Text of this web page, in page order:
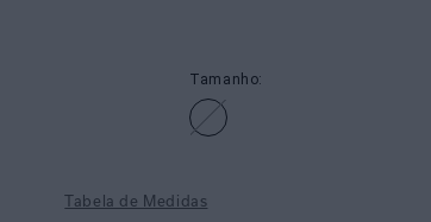
Tamanho:
Tabela de Medidas